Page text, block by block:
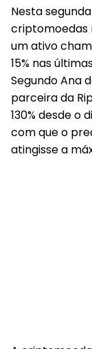
Nesta
criptomoedas
um ativo
15% nas
Segundo Ana
parceira da
130% desde o
com que o
atingisse a